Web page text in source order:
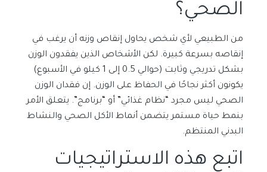
الصحي؟
من الطبيعي لأي شخص يحاول إنقاص وزنه أن يرغب في
إنقاصه بسرعة كبيرة. لكن الأشخاص الذين يفقدون الوزن
بشكل تدريجي وثابت (حوالي 0.5 إلى 1 كيلو في الأسبوع)
يكونون أكثر نجاحًا في الحفاظ على الوزن. إن فقدان الوزن
الصحي ليس مجرد “نظام غذائي” أو “برنامج”. يتعلق الأمر
بنمط حياة مستمر يتضمن أنماط الأكل الصحي والنشاط
البدني المنتظم.
اتبع هذه الاستراتيجيات